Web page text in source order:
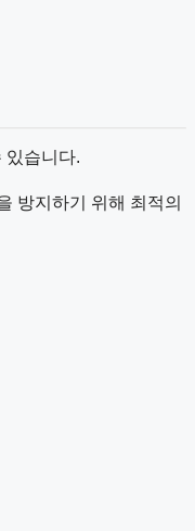
있습니다.
방지하기 위해 최적의